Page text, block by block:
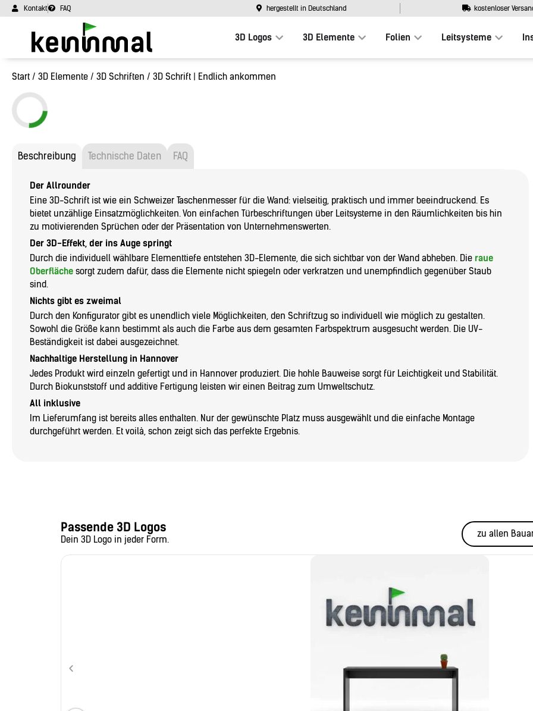
Kontakt FAQ hergestellt in Deutschland kostenloser
3D Logos 3D Elemente Folien Leitsysteme
Start / 3D Elemente / 3D Schriften / 3D Schrift | Endlich ankommen
Beschreibung Technische Daten FAQ
Der Allrounder
Eine 3D-Schrift ist wie ein Schweizer Taschenmesser für die Wand: vielseitig, praktisch und immer beeindruckend. Es
bietet unzählige Einsatzmöglichkeiten. Von einfachen Türbeschriftungen über Leitsysteme in den Räumlichkeiten bis hin
zu motivierenden Sprüchen oder der Präsentation von Unternehmenswerten.
Der 3D-Effekt, der ins Auge springt
Durch die individuell wählbare Elementtiefe entstehen 3D-Elemente, die sich sichtbar von der Wand abheben. Die raue
Oberfläche sorgt zudem dafür, dass die Elemente nicht spiegeln oder verkratzen und unempfindlich gegenüber Staub
sind.
Nichts gibt es zweimal
Durch den Konfigurator gibt es unendlich viele Möglichkeiten, den Schriftzug so individuell wie möglich zu gestalten.
Sowohl die Größe kann bestimmt als auch die Farbe aus dem gesamten Farbspektrum ausgesucht werden. Die UV-
Beständigkeit ist dabei ausgezeichnet.
Nachhaltige Herstellung in Hannover
Jedes Produkt wird einzeln gefertigt und in Hannover produziert. Die hohle Bauweise sorgt für Leichtigkeit und Stabilität.
Durch Biokunststoff und additive Fertigung leisten wir einen Beitrag zum Umweltschutz.
All inklusive
Im Lieferumfang ist bereits alles enthalten. Nur der gewünschte Platz muss ausgewählt und die einfache Montage
durchgeführt werden. Et voilà, schon zeigt sich das perfekte Ergebnis.
Passende 3D Logos
Dein 3D Logo in jeder Form.
zu allen